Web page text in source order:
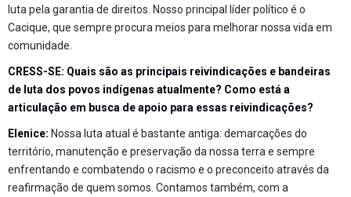
luta pela garantia de direitos. Nosso principal líder político é o
Cacique, que sempre procura meios para melhorar nossa vida em
comunidade.
CRESS-SE: Quais são as principais reivindicações e bandeiras
de luta dos povos indígenas atualmente? Como está a
articulação em busca de apoio para essas reivindicações?
Elenice: Nossa luta atual é bastante antiga: demarcações do
território, manutenção e preservação da nossa terra e sempre
enfrentando e combatendo o racismo e o preconceito através da
reafirmação de quem somos. Contamos também, com a